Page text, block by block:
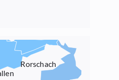
Rorschach